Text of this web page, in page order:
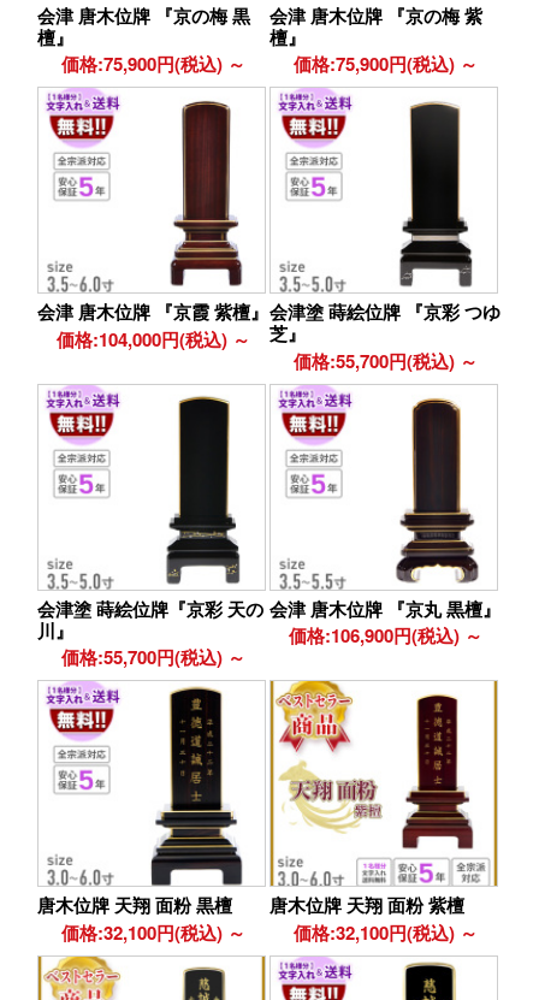
会津 唐木位牌 『京の梅 黒
檀』
価格:75,900円(税込) ～
会津 唐木位牌 『京の梅 紫
檀』
価格:75,900円(税込) ～
会津 唐木位牌 『京霞 紫檀』
価格:104,000円(税込) ～
会津塗 蒔絵位牌 『京彩 つゆ
芝』
価格:55,700円(税込) ～
会津塗 蒔絵位牌『京彩 天の
川』
価格:55,700円(税込) ～
会津 唐木位牌 『京丸 黒檀』
価格:106,900円(税込) ～
唐木位牌 天翔 面粉 黒檀
価格:32,100円(税込) ～
唐木位牌 天翔 面粉 紫檀
価格:32,100円(税込) ～